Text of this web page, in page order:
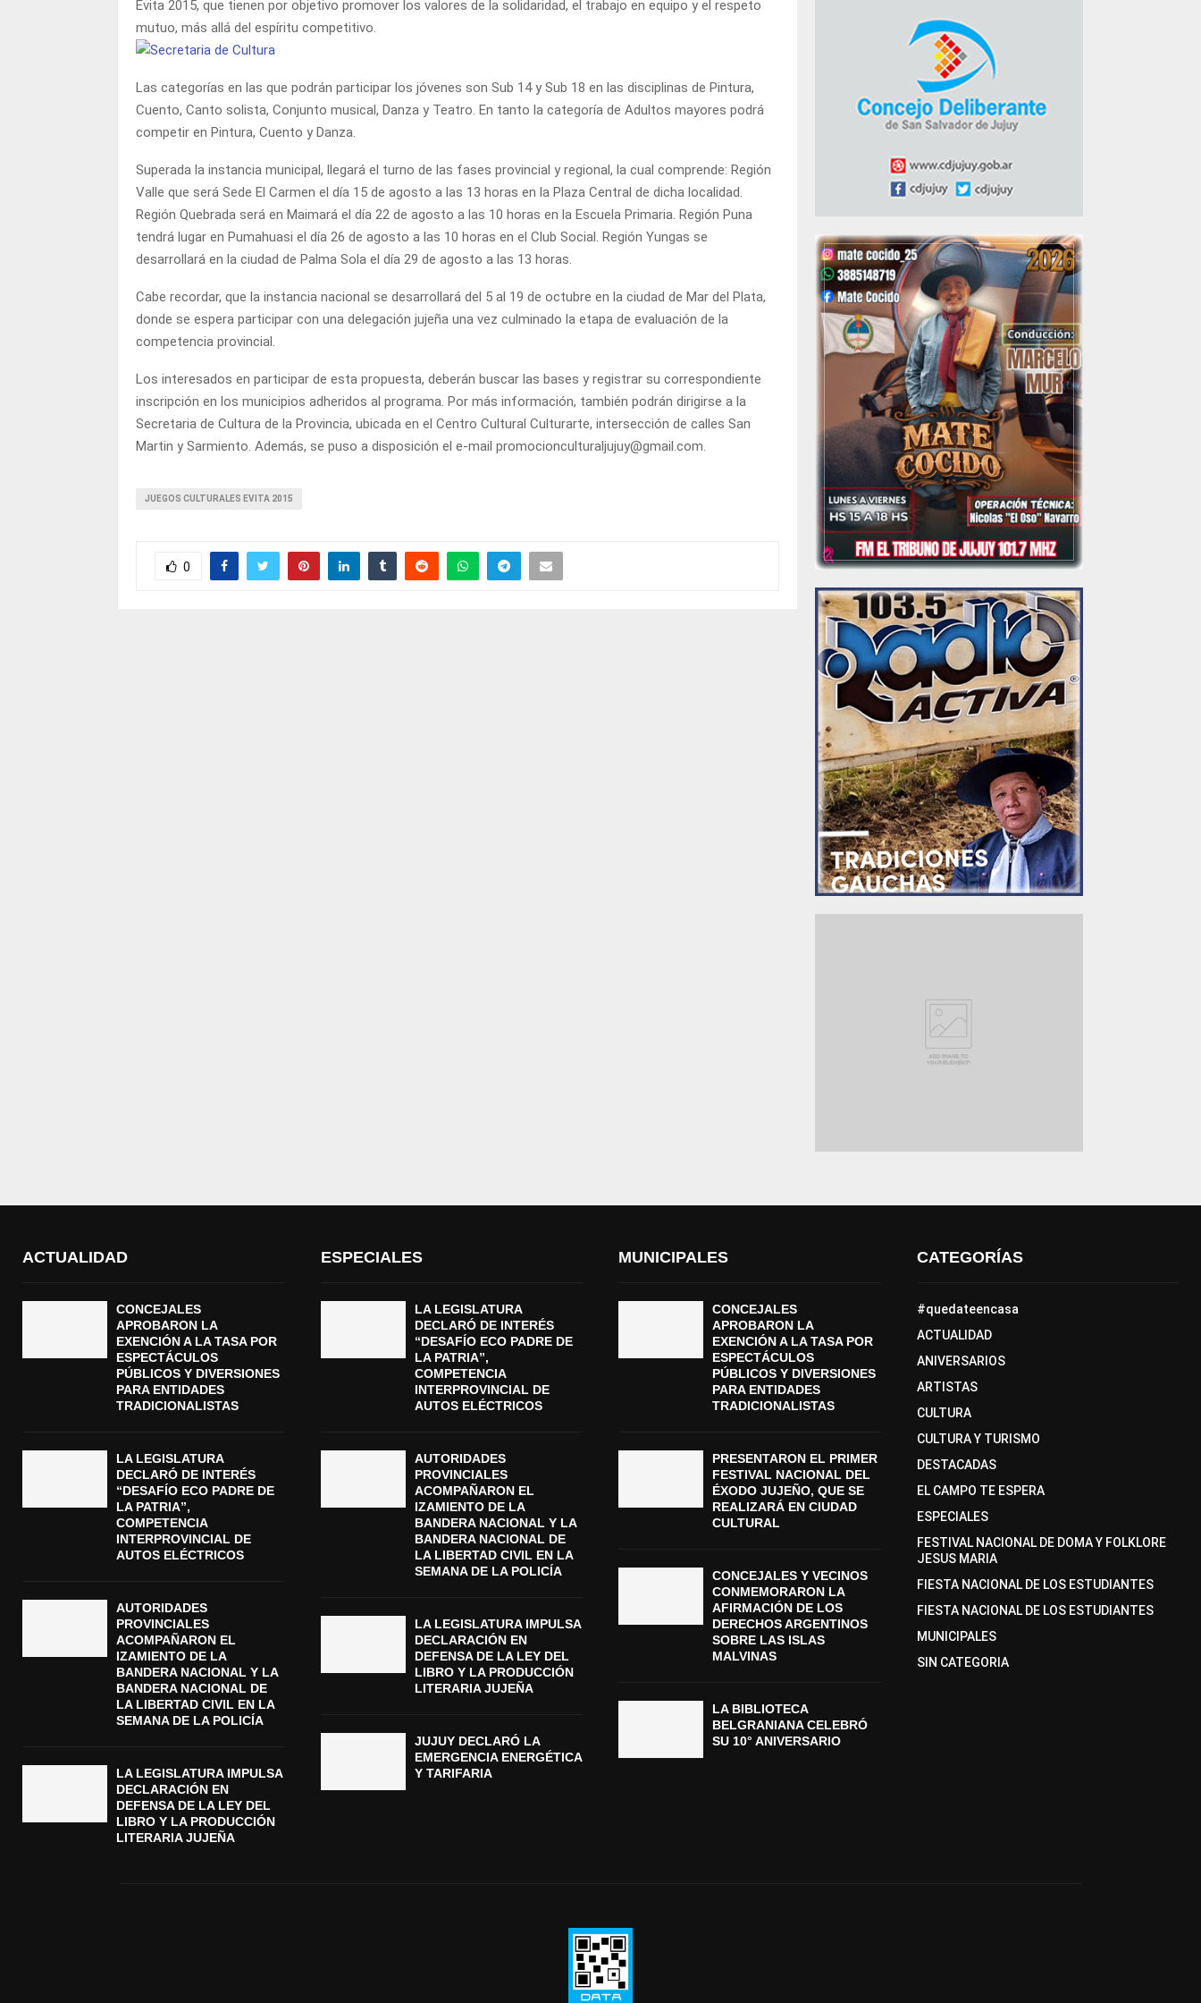
Evita 2015, que tienen por objetivo promover los valores de la solidaridad, el trabajo en equipo y el respeto
mutuo, más allá del espíritu competitivo.
Las categorías en las que podrán participar los jóvenes son Sub 14 y Sub 18 en las disciplinas de Pintura,
Cuento, Canto solista, Conjunto musical, Danza y Teatro. En tanto la categoría de Adultos mayores podrá
competir en Pintura, Cuento y Danza.
Superada la instancia municipal, llegará el turno de las fases provincial y regional, la cual comprende: Región
Valle que será Sede El Carmen el día 15 de agosto a las 13 horas en la Plaza Central de dicha localidad.
Región Quebrada será en Maimará el día 22 de agosto a las 10 horas en la Escuela Primaria. Región Puna
tendrá lugar en Pumahuasi el día 26 de agosto a las 10 horas en el Club Social. Región Yungas se
desarrollará en la ciudad de Palma Sola el día 29 de agosto a las 13 horas.
Cabe recordar, que la instancia nacional se desarrollará del 5 al 19 de octubre en la ciudad de Mar del Plata,
donde se espera participar con una delegación jujeña una vez culminado la etapa de evaluación de la
competencia provincial.
Los interesados en participar de esta propuesta, deberán buscar las bases y registrar su correspondiente
inscripción en los municipios adheridos al programa. Por más información, también podrán dirigirse a la
Secretaria de Cultura de la Provincia, ubicada en el Centro Cultural Culturarte, intersección de calles San
Martin y Sarmiento. Además, se puso a disposición el e-mail promocionculturaljujuy@gmail.com.
JUEGOS CULTURALES EVITA 2015
0
ACTUALIDAD
CONCEJALES
APROBARON LA
EXENCIÓN A LA TASA POR
ESPECTÁCULOS
PÚBLICOS Y DIVERSIONES
PARA ENTIDADES
TRADICIONALISTAS
LA LEGISLATURA
DECLARÓ DE INTERÉS
“DESAFÍO ECO PADRE DE
LA PATRIA”,
COMPETENCIA
INTERPROVINCIAL DE
AUTOS ELÉCTRICOS
AUTORIDADES
PROVINCIALES
ACOMPAÑARON EL
IZAMIENTO DE LA
BANDERA NACIONAL Y LA
BANDERA NACIONAL DE
LA LIBERTAD CIVIL EN LA
SEMANA DE LA POLICÍA
LA LEGISLATURA IMPULSA
DECLARACIÓN EN
DEFENSA DE LA LEY DEL
LIBRO Y LA PRODUCCIÓN
LITERARIA JUJEÑA
ESPECIALES
LA LEGISLATURA
DECLARÓ DE INTERÉS
“DESAFÍO ECO PADRE DE
LA PATRIA”,
COMPETENCIA
INTERPROVINCIAL DE
AUTOS ELÉCTRICOS
AUTORIDADES
PROVINCIALES
ACOMPAÑARON EL
IZAMIENTO DE LA
BANDERA NACIONAL Y LA
BANDERA NACIONAL DE
LA LIBERTAD CIVIL EN LA
SEMANA DE LA POLICÍA
LA LEGISLATURA IMPULSA
DECLARACIÓN EN
DEFENSA DE LA LEY DEL
LIBRO Y LA PRODUCCIÓN
LITERARIA JUJEÑA
JUJUY DECLARÓ LA
EMERGENCIA ENERGÉTICA
Y TARIFARIA
MUNICIPALES
CONCEJALES
APROBARON LA
EXENCIÓN A LA TASA POR
ESPECTÁCULOS
PÚBLICOS Y DIVERSIONES
PARA ENTIDADES
TRADICIONALISTAS
PRESENTARON EL PRIMER
FESTIVAL NACIONAL DEL
ÉXODO JUJEÑO, QUE SE
REALIZARÁ EN CIUDAD
CULTURAL
CONCEJALES Y VECINOS
CONMEMORARON LA
AFIRMACIÓN DE LOS
DERECHOS ARGENTINOS
SOBRE LAS ISLAS
MALVINAS
LA BIBLIOTECA
BELGRANIANA CELEBRÓ
SU 10° ANIVERSARIO
CATEGORÍAS
#quedateencasa
ACTUALIDAD
ANIVERSARIOS
ARTISTAS
CULTURA
CULTURA Y TURISMO
DESTACADAS
EL CAMPO TE ESPERA
ESPECIALES
FESTIVAL NACIONAL DE DOMA Y FOLKLORE
JESUS MARIA
FIESTA NACIONAL DE LOS ESTUDIANTES
FIESTA NACIONAL DE LOS ESTUDIANTES
MUNICIPALES
SIN CATEGORIA